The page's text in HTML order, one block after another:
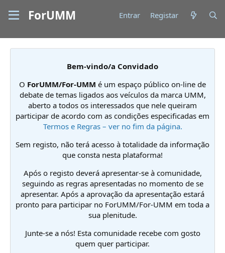
ForUMM Entrar Registar
Bem-vindo/a Convidado
O ForUMM/For-UMM é um espaço público on-line de
debate de temas ligados aos veículos da marca UMM,
aberto a todos os interessados que nele queiram
participar de acordo com as condições especificadas em
Termos e Regras – ver no fim da página.
Sem registo, não terá acesso à totalidade da informação
que consta nesta plataforma!
Após o registo deverá apresentar-se à comunidade,
seguindo as regras apresentadas no momento de se
apresentar. Após a aprovação da apresentação estará
pronto para participar no ForUMM/For-UMM em toda a
sua plenitude.
Junte-se a nós! Esta comunidade recebe com gosto
quem quer participar.